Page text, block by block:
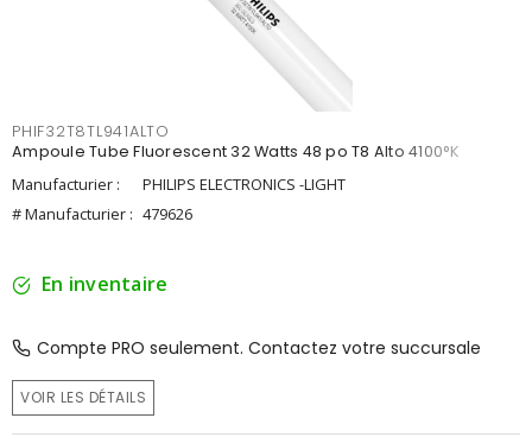
PHIF32T8TL941ALTO
Ampoule Tube Fluorescent 32 Watts 48 po T8 Alto 4100°K
Manufacturier :
PHILIPS ELECTRONICS -LIGHT
# Manufacturier : 479626
En inventaire
Compte PRO seulement. Contactez votre succursale
VOIR LES DÉTAILS